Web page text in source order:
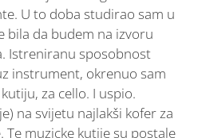
U to doba studirao sam u
bila da budem na izvoru
Istreniranu sposobnost
instrument, okrenuo sam
za cello. I uspio.
na svijetu najlakši kofer za
muzicke kutije su postale